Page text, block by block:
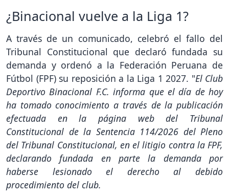
¿Binacional vuelve a la Liga 1?
A través de un comunicado, celebró el fallo del
Tribunal Constitucional que declaró fundada su
demanda y ordenó a la Federación Peruana de
Fútbol (FPF) su reposición a la Liga 1 2027. "El Club
Deportivo Binacional F.C. informa que el día de hoy
ha tomado conocimiento a través de la publicación
efectuada en la página web del Tribunal
Constitucional de la Sentencia 114/2026 del Pleno
del Tribunal Constitucional, en el litigio contra la FPF,
declarando fundada en parte la demanda por
haberse lesionado el derecho al debido
procedimiento del club.